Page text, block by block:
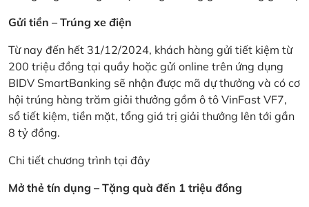
Gửi tiền – Trúng xe điện
Từ nay đến hết 31/12/2024, khách hàng gửi tiết kiệm từ
200 triệu đồng tại quầy hoặc gửi online trên ứng dụng
BIDV SmartBanking sẽ nhận được mã dự thưởng và có cơ
hội trúng hàng trăm giải thưởng gồm ô tô VinFast VF7,
sổ tiết kiệm, tiền mặt, tổng giá trị giải thưởng lên tới gần
8 tỷ đồng.
Chi tiết chương trình tại đây
Mở thẻ tín dụng – Tặng quà đến 1 triệu đồng